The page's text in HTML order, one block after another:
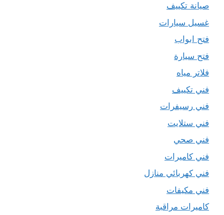
صيانة تكييف
غسيل سيارات
فتح ابواب
فتح سيارة
فلاتر مياه
فني تكييف
فني رسيفرات
فني ستلايت
فني صحي
فني كاميرات
فني كهربائي منازل
فني مكيفات
كاميرات مراقبة